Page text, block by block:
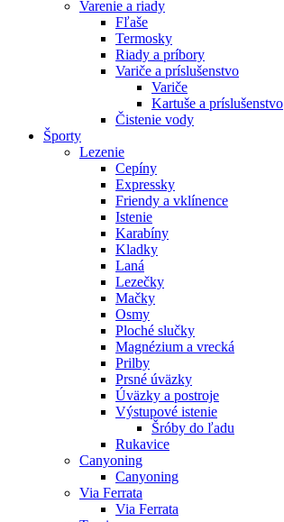
Varenie a riady
Fľaše
Termosky
Riady a príbory
Variče a príslušenstvo
Variče
Kartuše a príslušenstvo
Čistenie vody
Športy
Lezenie
Cepíny
Expressky
Friendy a vklínence
Istenie
Karabíny
Kladky
Laná
Lezečky
Mačky
Osmy
Ploché slučky
Magnézium a vrecká
Prilby
Prsné úväzky
Úväzky a postroje
Výstupové istenie
Šróby do ľadu
Rukavice
Canyoning
Canyoning
Via Ferrata
Via Ferrata